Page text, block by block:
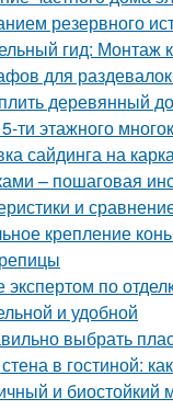
резервного
гид: Монтаж
для
деревянный
ти этажного
сайдинга на
– пошаговая
и
крепление
экспертом по
и удобной
выбрать
в гостиной:
и биостойкий